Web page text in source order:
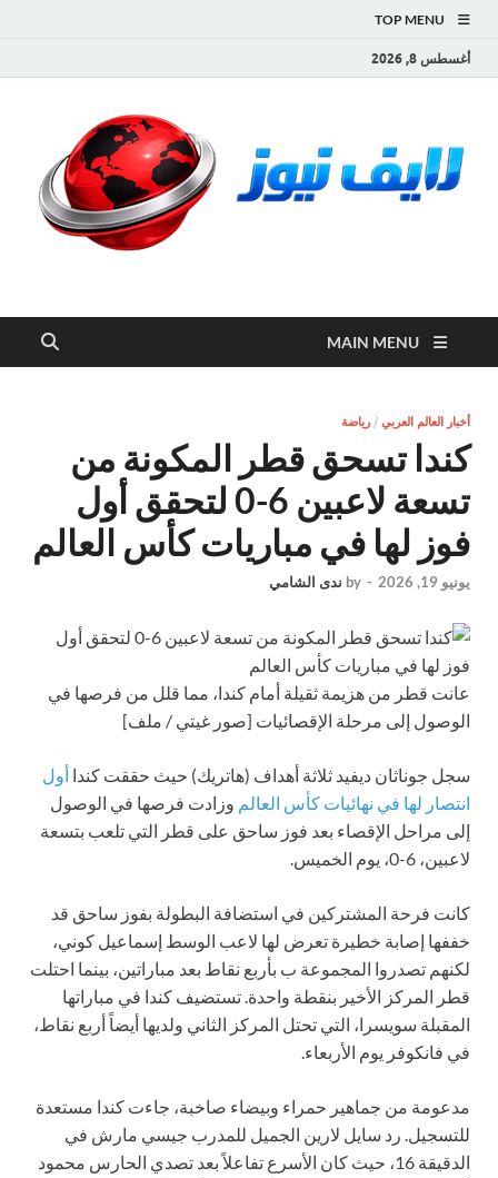
TOP MENU
أغسطس 8, 2026
لايف نيوز
MAIN MENU
أخبار العالم العربي / رياضة
كندا تسحق قطر المكونة من
تسعة لاعبين 6-0 لتحقق أول
فوز لها في مباريات كأس العالم
يونيو 19, 2026 -
by ندى الشامي
عانت قطر من هزيمة ثقيلة أمام كندا، مما قلل من فرصها في
الوصول إلى مرحلة الإقصائيات [صور غيتي / ملف]
سجل جوناثان ديفيد ثلاثة أهداف (هاتريك) حيث حققت كندا أول
انتصار لها في نهائيات كأس العالم وزادت فرصها في الوصول
إلى مراحل الإقصاء بعد فوز ساحق على قطر التي تلعب بتسعة
لاعبين، 6-0، يوم الخميس.
كانت فرحة المشتركين في استضافة البطولة بفوز ساحق قد
خففها إصابة خطيرة تعرض لها لاعب الوسط إسماعيل كوني،
لكنهم تصدروا المجموعة ب بأربع نقاط بعد مباراتين، بينما احتلت
قطر المركز الأخير بنقطة واحدة. تستضيف كندا في مباراتها
المقبلة سويسرا، التي تحتل المركز الثاني ولديها أيضاً أربع نقاط،
في فانكوفر يوم الأربعاء.
مدعومة من جماهير حمراء وبيضاء صاخبة، جاءت كندا مستعدة
للتسجيل. رد سايل لارين الجميل للمدرب جيسي مارش في
الدقيقة 16، حيث كان الأسرع تفاعلاً بعد تصدي الحارس محمود